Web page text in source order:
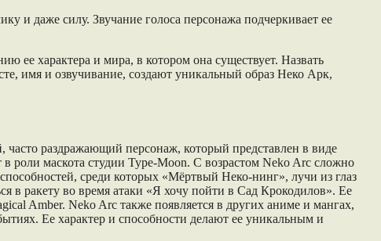
и даже силу. Звучание голоса персонажа подчеркивает ее
ее характера и мира, в котором она существует. Назвать
имя и озвучивание, создают уникальный образ Неко Арк,
раздражающий персонаж, который представлен в виде
роли маскота студии Type-Moon. С возрастом Neko Arc сложно
среди которых «Мёртвый Неко-нинг», лучи из глаз
в ракету во время атаки «Я хочу пойти в Сад Крокодилов». Ее
Amber. Neko Arc также появляется в других аниме и мангах,
Ее характер и способности делают ее уникальным и